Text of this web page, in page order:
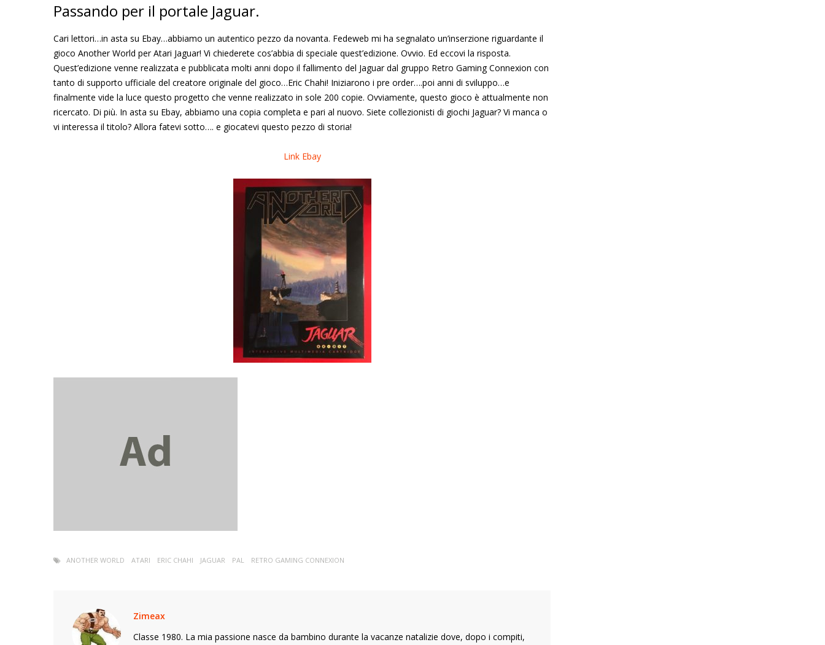
Passando per il portale Jaguar.
Cari lettori…in asta su Ebay…abbiamo un autentico pezzo da novanta. Fedeweb mi ha segnalato un’inserzione riguardante il
gioco Another World per Atari Jaguar! Vi chiederete cos’abbia di speciale quest’edizione. Ovvio. Ed eccovi la risposta.
Quest’edizione venne realizzata e pubblicata molti anni dopo il fallimento del Jaguar dal gruppo Retro Gaming Connexion con
tanto di supporto ufficiale del creatore originale del gioco…Eric Chahi! Iniziarono i pre order….poi anni di sviluppo…e
finalmente vide la luce questo progetto che venne realizzato in sole 200 copie. Ovviamente, questo gioco è attualmente non
ricercato. Di più. In asta su Ebay, abbiamo una copia completa e pari al nuovo. Siete collezionisti di giochi Jaguar? Vi manca o
vi interessa il titolo? Allora fatevi sotto…. e giocatevi questo pezzo di storia!
Link Ebay
ANOTHER WORLD ATARI ERIC CHAHI JAGUAR PAL RETRO GAMING CONNEXION
Zimeax
Classe 1980. La mia passione nasce da bambino durante la vacanze natalizie dove, dopo i compiti,